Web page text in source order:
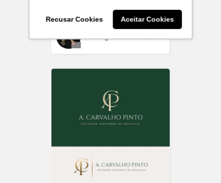
Recusar Cookies Aceitar Cookies
Rdesign SM Off